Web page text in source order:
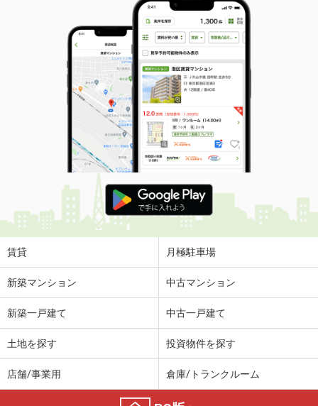
賃貸 月極駐車場
新築マンション 中古マンション
新築一戸建て 中古一戸建て
土地を探す 投資物件を探す
店舗/事業用 倉庫/トランクルーム